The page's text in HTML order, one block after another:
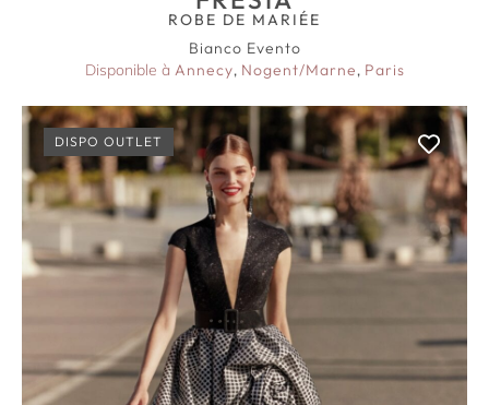
ROBE DE MARIÉE
Bianco Evento
Disponible à Annecy, Nogent/Marne, Paris
DISPO OUTLET